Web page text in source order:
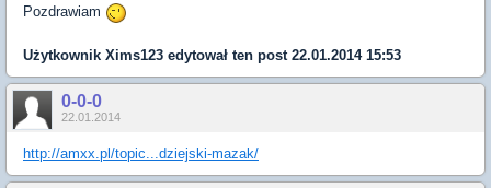
Pozdrawiam
Użytkownik Xims123 edytował ten post 22.01.2014 15:53
0-0-0
22.01.2014
http://amxx.pl/topic...dziejski-mazak/